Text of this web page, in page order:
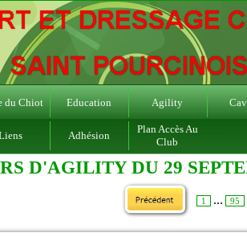
du Chiot Education Agility
Adhésion
Plan Accès Au
Club
D'AGILITY DU 29
1 ... 95